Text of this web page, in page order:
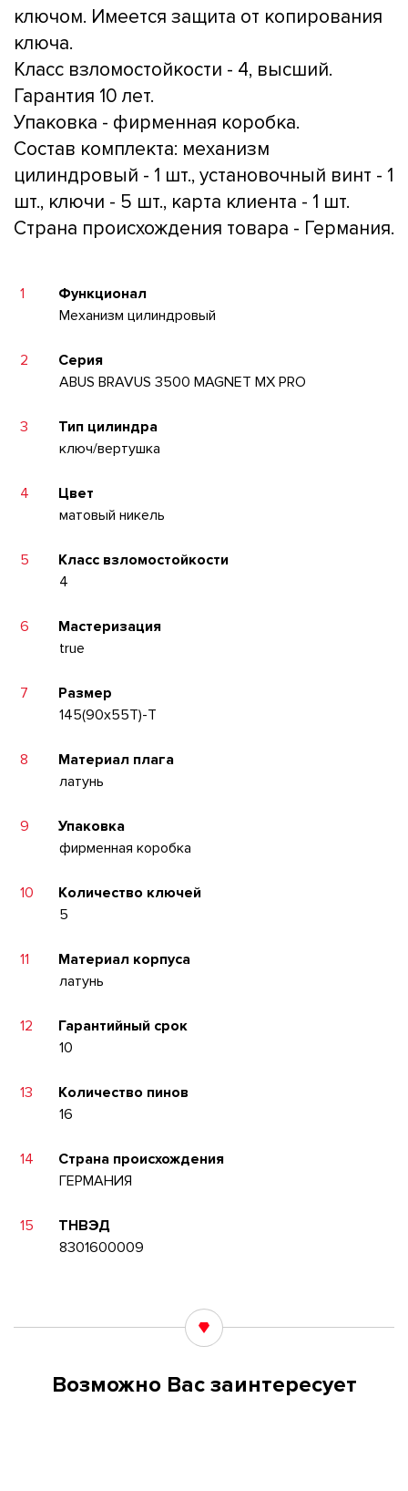
ключом. Имеется защита от копирования
ключа.
Класс взломостойкости - 4, высший.
Гарантия 10 лет.
Упаковка - фирменная коробка.
Состав комплекта: механизм
цилиндровый - 1 шт., установочный винт - 1
шт., ключи - 5 шт., карта клиента - 1 шт.
Страна происхождения товара - Германия.
1
Функционал
Механизм цилиндровый
2
Серия
ABUS BRAVUS 3500 MAGNET MX PRO
3
Тип цилиндра
ключ/вертушка
4
Цвет
матовый никель
5
Класс взломостойкости
4
6
Мастеризация
true
7
Размер
145(90x55T)-T
8
Материал плага
латунь
9
Упаковка
фирменная коробка
10
Количество ключей
5
11
Материал корпуса
латунь
12
Гарантийный срок
10
13
Количество пинов
16
14
Страна происхождения
ГЕРМАНИЯ
15
ТНВЭД
8301600009
Возможно Вас заинтересует